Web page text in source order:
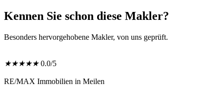
Kennen Sie schon diese Makler?
Besonders hervorgehobene Makler, von uns geprüft.
★★★★★ 0.0/5
RE/MAX Immobilien in Meilen